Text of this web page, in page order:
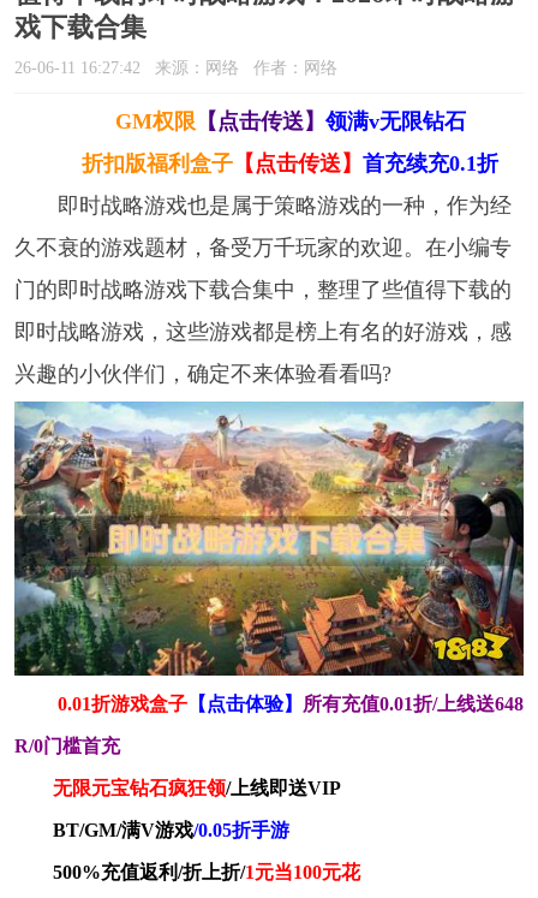
戏下载合集
26-06-11 16:27:42 来源：网络 作者：网络
GM权限 【点击传送】 领满v无限钻石
折扣版福利盒子 【点击传送】首充续充0.1折
即时战略游戏也是属于策略游戏的一种，作为经
久不衰的游戏题材，备受万千玩家的欢迎。在小编专
门的即时战略游戏下载合集中，整理了些值得下载的
即时战略游戏，这些游戏都是榜上有名的好游戏，感
兴趣的小伙伴们，确定不来体验看看吗?
0.01折游戏盒子【点击体验】 所有充值0.01折/上线送648
R/0门槛首充
无限元宝钻石疯狂领/上线即送VIP
BT/GM/满V游戏/0.05折手游
500%充值返利/折上折/1元当100元花